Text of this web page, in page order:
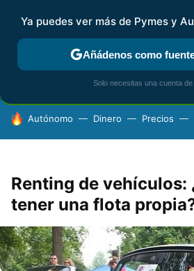
FISCALIDAD Y CONTABILIDAD KIT
HOY SE HABLA DE
Autónomo Dinero Precios
Renting de vehículos:
tener una flota
Ya puedes ver más de Pymes y
Añádenos como
Solo necesitas una cuenta de